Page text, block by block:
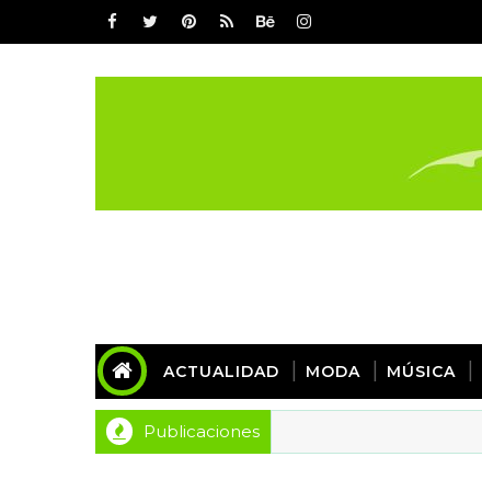
ACTUALIDAD MODA MÚSICA
Publicaciones